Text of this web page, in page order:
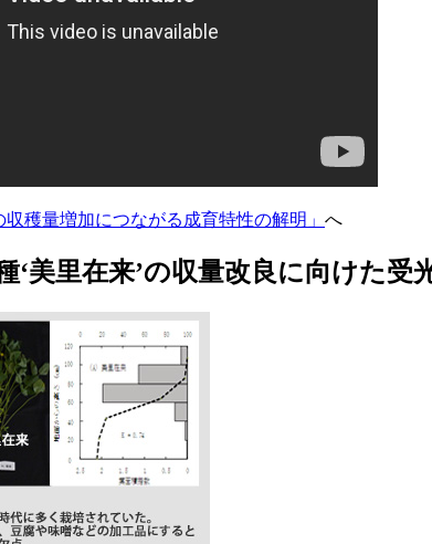
穫量増加につながる成育特性の解明」 へ
‘美里在来’の収量改良に向けた受